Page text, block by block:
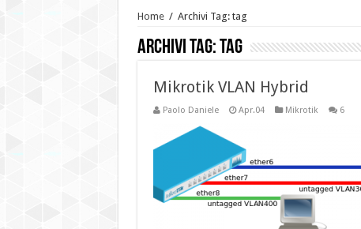
Home / Archivi Tag: tag
Archivi Tag:tag
Mikrotik VLAN Hybrid
Paolo Daniele Apr.04 Mikrotik 6